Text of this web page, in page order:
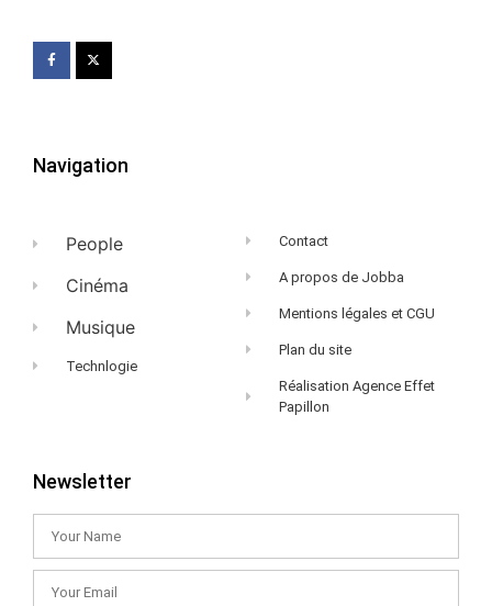
Navigation
People
Cinéma
Musique
Technlogie
Contact
A propos de Jobba
Mentions légales et CGU
Plan du site
Réalisation Agence Effet
Papillon
Newsletter